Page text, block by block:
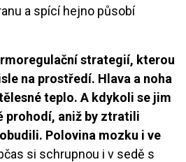
a spící hejno působí
strategií, kterou
na prostředí. Hlava a noha
teplo. A kdykoli se jim
prohodí, aniž by ztratili
Polovina mozku i ve
si schrupnou i v sedě s